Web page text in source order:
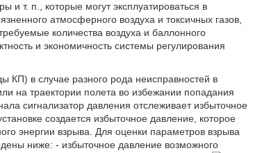
и т. п., которые могут эксплуатироваться в
атмосферного воздуха и токсичных газов,
количества воздуха и баллонного
и экономичность системы регулирования
КП) в случае разного рода неисправностей в
на траектории полета во избежании попадания
сигнализатор давления отслеживает избыточное
создается избыточное давление, которое
энергии взрыва. Для оценки параметров взрыва
ниже: - избыточное давление возможного